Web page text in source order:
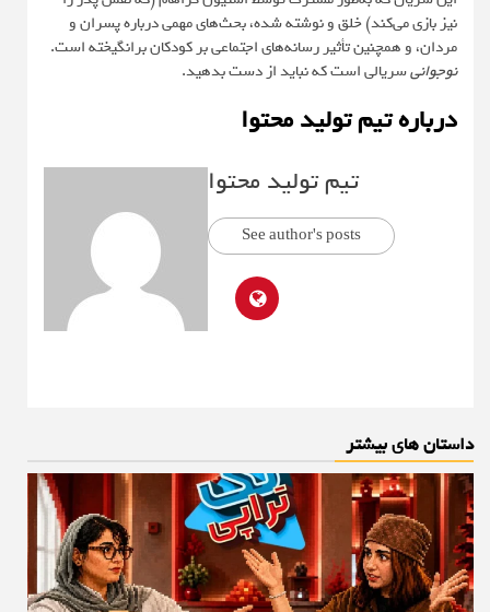
نیز بازی می‌کند) خلق و نوشته شده، بحث‌های مهمی درباره پسران و
مردان، و همچنین تأثیر رسانه‌های اجتماعی بر کودکان برانگیخته است.
نوجوانیسریالی است که نباید از دست بدهید.
درباره تیم تولید محتوا
تیم تولید محتوا
See author's posts
داستان های بیشتر